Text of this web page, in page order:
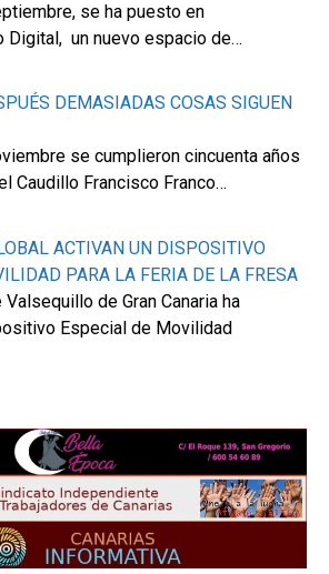
se ha puesto en
Digital, un nuevo espacio de…
DEMASIADAS COSAS SIGUEN
se cumplieron cincuenta años
Caudillo Francisco Franco…
ACTIVAN UN DISPOSITIVO
PARA LA FERIA DE LA FRESA
de Gran Canaria ha
Especial de Movilidad